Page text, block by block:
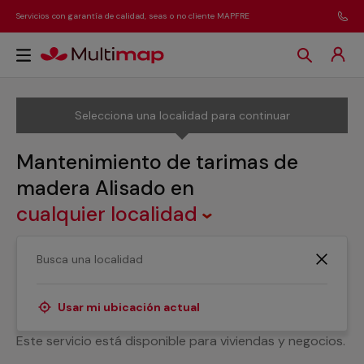
Servicios con garantía de calidad, seas o no cliente MAPFRE
Selecciona una localidad para continuar
Mantenimiento de tarimas de
madera Alisado en
cualquier localidad
Usar mi ubicación actual
¿Buscas un servicio de mantenimiento de tarimas de
se adaptan a las necesidades de cada cliente para
Este servicio está disponible para viviendas y negocios.